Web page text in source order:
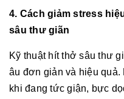
4. Cách giảm stress
sâu thư giãn
Kỹ thuật hít thở sâu thư
âu đơn giản và hiệu quả.
khi đang tức giận, bực